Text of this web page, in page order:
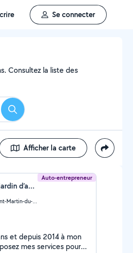
Se connecter
Consultez la liste des
Rechercher
Afficher la carte
Auto-entrepreneur
Loic Vergoni (Lou jardin d’aqui)
Saint-Martin-du-Var (Saint-Martin-du-Var)
mes services pour